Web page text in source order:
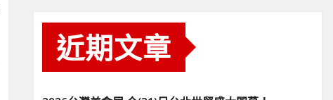
近期文章